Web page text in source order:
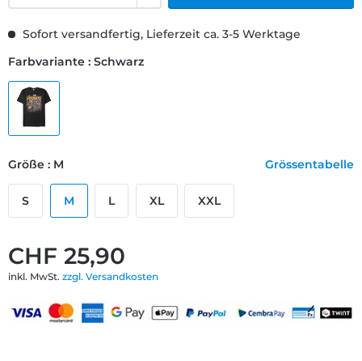
CHF 25,90
inkl. MwSt. zzgl. Versandkosten
Sofort versandfertig, Lieferzeit ca. 3-5 Werktage
Farbvariante : Schwarz
Größe : M Grössentabelle
S M L XL XXL